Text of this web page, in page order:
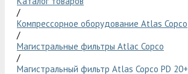
/
Компрессорное оборудование Atlas Copco
/
Магистральные фильтры Atlac Copco
/
Магистральный фильтр Atlas Copco PD 20+